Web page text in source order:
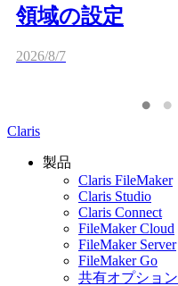
領域の設定
2026/8/7
Claris
製品
Claris FileMaker
Claris Studio
Claris Connect
FileMaker Cloud
FileMaker Server
FileMaker Go
共有オプション